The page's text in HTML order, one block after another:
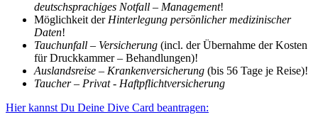
deutschsprachiges Notfall – Management!
Möglichkeit der Hinterlegung persönlicher medizinischer
Daten!
Tauchunfall – Versicherung (incl. der Übernahme der Kosten
für Druckkammer – Behandlungen)!
Auslandsreise – Krankenversicherung (bis 56 Tage je Reise)!
Taucher – Privat - Haftpflichtversicherung
Hier kannst Du Deine Dive Card beantragen: